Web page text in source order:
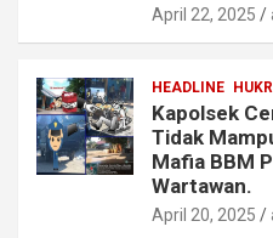
April 22, 2025
HEADLINE
Kapolsek
Tidak
Mafia BBM
Wartawan.
April 20, 2025